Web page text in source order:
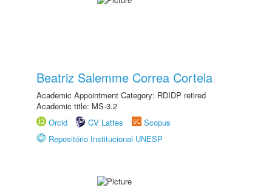
Beatriz Salemme Correa Cortela
Academic Appointment Category: RDIDP retired
Academic title: MS-3.2
Orcid
CV Lattes
Scopus
Repositório Institucional UNESP